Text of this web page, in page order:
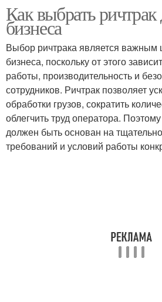
Как выбрать
бизнеса
Выбор ричтрака является важным
бизнеса, поскольку от этого
работы, производительность и
сотрудников. Ричтрак позволяет
обработки грузов, сократить
облегчить труд оператора.
должен быть основан на
требований и условий работы